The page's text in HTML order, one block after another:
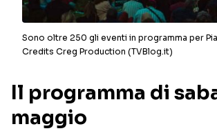
Sono oltre 250 gli eventi in programma per
Credits Creg Production (TVBlog.it)
Il programma di
maggio